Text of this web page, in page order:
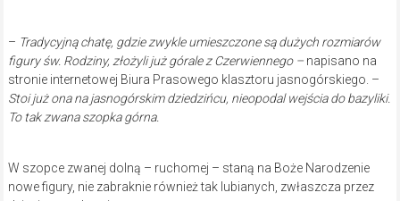
– Tradycyjną chatę, gdzie zwykle umieszczone są dużych rozmiarów
figury św. Rodziny, złożyli już górale z Czerwiennego –napisano na
stronie internetowej Biura Prasowego klasztoru jasnogórskiego. –
Stoi już ona na jasnogórskim dziedzińcu, nieopodal wejścia do bazyliki.
To tak zwana szopka górna.
W szopce zwanej dolną – ruchomej – staną na Boże Narodzenie
nowe figury, nie zabraknie również tak lubianych, zwłaszcza przez